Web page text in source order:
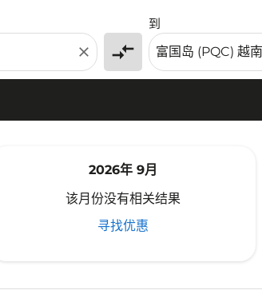
close compare_arrows
到
2026年 9月
该月份没有相关结果
寻找优惠